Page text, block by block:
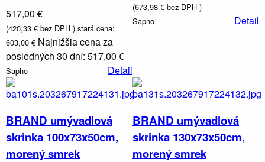
517,00 €
(420,33 € bez DPH ) stará cena:
603,00 € Najnižšia cena za
posledných 30 dní: 517,00 €
Sapho Detail
(673,98 € bez DPH )
Sapho
Detail
BRAND umývadlová
skrinka 100x73x50cm,
morený smrek
BRAND umývadlová
skrinka 130x73x50cm,
morený smrek